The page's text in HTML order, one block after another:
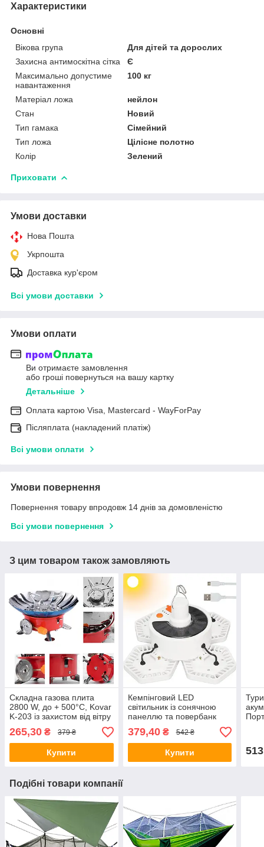
Характеристики
Основні
Вікова група
Для дітей та дорослих
Захисна антимоскітна сітка
Є
Максимально допустиме
навантаження
100 кг
Матеріал ложа
нейлон
Стан
Новий
Тип гамака
Сімейний
Тип ложа
Цілісне полотно
Колір
Зелений
Приховати
Умови доставки
Нова Пошта
Укрпошта
Доставка кур'єром
Всі умови доставки
Умови оплати
Ви отримаєте замовлення
або гроші повернуться на вашу картку
Детальніше
Оплата картою Visa, Mastercard - WayForPay
Післяплата (накладений платіж)
Всі умови оплати
Умови повернення
Повернення товару впродовж 14 днів за домовленістю
Всі умови повернення
З цим товаром також замовляють
Складна газова плита
2800 W, до + 500°С, Kovar
K-203 із захистом від вітру
пальник
265,30 ₴ 379 ₴
Купити
Кемпінговий LED
світильник із сонячною
панеллю та повербанк
5000мАч, 169LED, до 10
год / Акумуляторний
ліхтар
379,40₴ 542 ₴
Купити
Подібні товари компанії